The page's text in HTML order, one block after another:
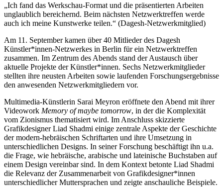
„Ich fand das Werkschau-Format und die präsentierten Arbeiten
unglaublich bereichernd. Beim nächsten Netzwerktreffen werde
auch ich meine Kunstwerke teilen.“ (Dagesh-Netzwerkmitglied)
Am 11. September kamen über 40 Mitlieder des Dagesh
Künstler*innen-Netzwerkes in Berlin für ein Netzwerktreffen
zusammen. Im Zentrum des Abends stand der Austausch über
aktuelle Projekte der Künstler*innen. Sechs Netzwerkmitglieder
stellten ihre neusten Arbeiten sowie laufenden Forschungsergebnisse
den anwesenden Netzwerkmitgliedern vor.
Multimedia-Künstlerin Sarai Meyron eröffnete den Abend mit ihrer
Videowork Memory of maybe tomorrow, in der die Komplexität
vom Zionismus thematisiert wird. Im Anschluss skizzierte
Grafikdesigner Liad Shadmi einige zentrale Aspekte der Geschichte
der modern-hebräischen Schriftarten und ihre Umsetzung in
unterschiedlichen Designs. In seiner Forschung beschäftigt ihn u.a.
die Frage, wie hebräische, arabische und lateinische Buchstaben auf
einem Design vereinbar sind. In dem Kontext betonte Liad Shadmi
die Relevanz der Zusammenarbeit von Grafikdesigner*innen
unterschiedlicher Muttersprachen und zeigte anschauliche Beispiele.